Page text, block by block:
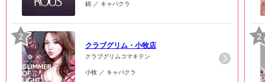
錦 ／ キャバクラ
2
クラブグリム・小牧店
クラブグリムコマキテン
小牧 ／ キャバクラ
2